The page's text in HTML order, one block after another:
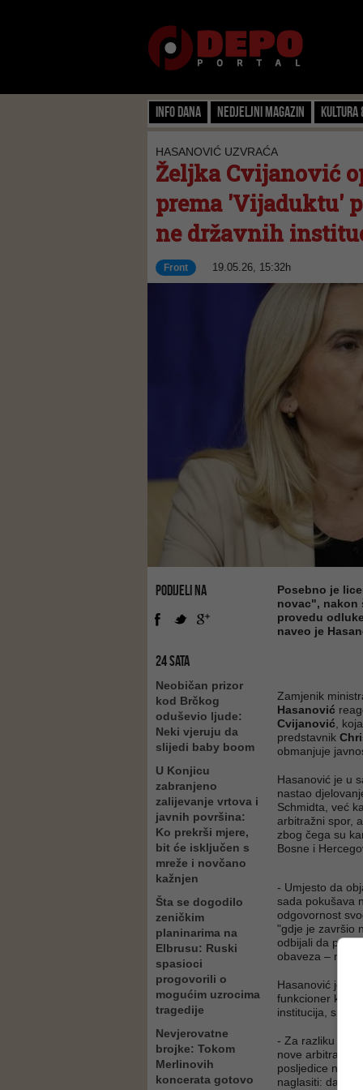
Info dana Nedjeljni magazin Kultura
HASANOVIĆ UZVRAĆA
Željka Cvijanović
prema 'Vijaduktu'
ne državnih
Front 19.05.26, 15:32h
PODIJELI NA
24 SATA
Neobičan prizor
kod Brčkog
oduševio ljude:
Neki vjeruju da
slijedi baby boom
U Konjicu
zabranjeno
zalijevanje vrtova i
javnih površina:
Ko prekrši mjere,
bit će isključen s
mreže i novčano
kažnjen
Šta se dogodilo
zeničkim
planinarima na
Elbrusu: Ruski
spasioci
progovorili o
mogućim uzrocima
tragedije
Nevjerovatne
brojke: Tokom
Merlinovih
koncerata gotovo
Posebno je
novac", nakon
provedu
naveo je
Zamjenik
Hasanović
Cvijanović ,
predstavnik
obmanjuje
Hasanović je u
nastao
Schmidta, već
arbitražni spor,
zbog čega su
Bosne i
- Umjesto da
sada pokušava
odgovornost
"gdje je završio
odbijali da
obaveza –
Hasanović je
funkcioner koji
institucija, s
- Za razliku od
nove arbitraže,
posljedice
naglasiti: da